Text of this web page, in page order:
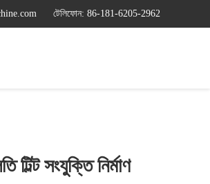
টেলিফোন: 86-181-6205-2962
সংযুক্তি নির্মাণ